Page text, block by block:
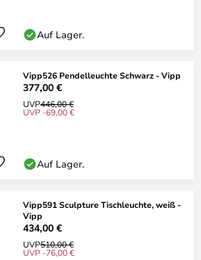
Auf Lager.
Vipp526 Pendelleuchte Schwarz - Vipp
377,00 €
UVP446,00 €
UVP -69,00 €
Auf Lager.
Vipp591 Sculpture Tischleuchte, weiß -
Vipp
434,00 €
UVP510,00 €
UVP -76,00 €